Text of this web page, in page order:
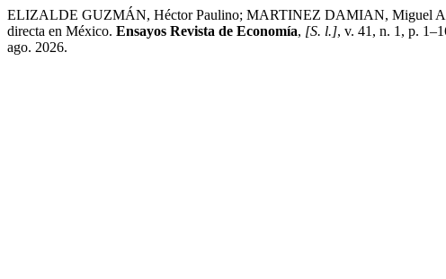
ELIZALDE GUZMÁN, Héctor Paulino; MARTINEZ DAMIAN, Miguel
directa en México. Ensayos Revista de Economía, [S. l.], v. 41, n. 1, p.
ago. 2026.